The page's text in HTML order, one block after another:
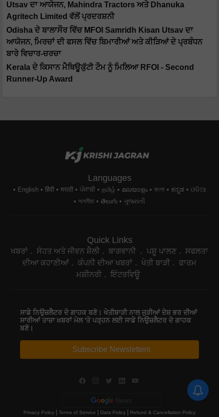
Utsav ਦਾ ਆਯੋਜਨ, Mahindra Tractors ਅਤੇ Dhanuka
Agritech Limited ਵੱਲੋਂ ਪ੍ਰਦਰਸ਼ਨੀ
Odisha ਦੇ ਬਾਲਾਸੌਰ ਵਿੱਚ MFOI Samridh Kisan Utsav ਦਾ
ਆਯੋਜਨ, ਮਿਰਚਾਂ ਦੀ ਫਸਲ ਵਿੱਚ ਬਿਮਾਰੀਆਂ ਅਤੇ ਕੀੜਿਆਂ ਦੇ ਪ੍ਰਬੰਧਨ
ਬਾਰੇ ਵਿਚਾਰ-ਚਰਚਾ
Kerala ਦੇ ਕਿਸਾਨ ਮੈਥਿਊਕੁੱਟੀ ਟੌਮ ਨੂੰ ਮਿਲਿਆ RFOI - Second
Runner-Up Award
Languages
English हिंदी मराठी ਪੰਜਾਬੀ தமிழ் മലയാളം বাংলা ಕನ್ನಡ
ଓଡିଆ
অসমীয়া
తెలుగు ગુજરાતી
Quick Links
ਖਬਰਾਂ ਸੇਹਤ ਅਤੇ ਜੀਵਨ ਸ਼ੈਲੀ ਬਾਗਵਾਨੀ ਪਸ਼ੂ ਪਾਲਣ
ਸਫਲਤਾ
ਦੀਆ ਕਹਾਣੀਆਂ
ਕੰਪਨੀ ਦੀਆ ਖਬਰਾਂ ਖੇਤੀ ਬਾੜੀ
ਫਾਰਮ
ਮਸ਼ੀਨਰੀ
ਇੰਟਰਵਿਊ
ਸਾਡੇ ਨਿਉਜ਼ਲੈਟਰ ਦੇ ਗਾਹਕ ਬਣੋ। ਖੇਤੀਬਾੜੀ ਨਾਲ ਜੁੜੀਆਂ ਦੇਸ਼ ਭਰ ਦੀਆਂ
ਸਾਰੀਆਂ ਤਾਜ਼ਾ ਖ਼ਬਰਾਂ ਮੇਲ 'ਤੇ ਪੜ੍ਹਨ ਲਈ ਸਾਡੇ ਨਿਉਜ਼ਲੈਟਰ ਦੇ ਗਾਹਕ
ਬਣੋ।
Subscribe Newsletters
Privacy Policy Terms of Service Data Policy Refund & Cancellation Policy